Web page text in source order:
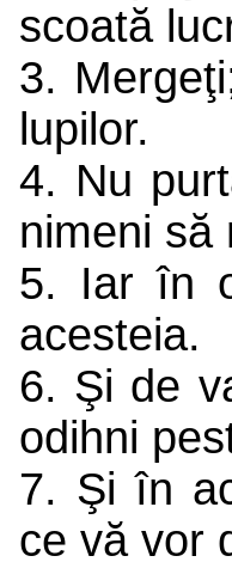
scoată
3.
lupilor.
4. Nu
nimeni
5. Iar în
acesteia.
6. Şi de
odihni
7. Şi în
ce vă vor